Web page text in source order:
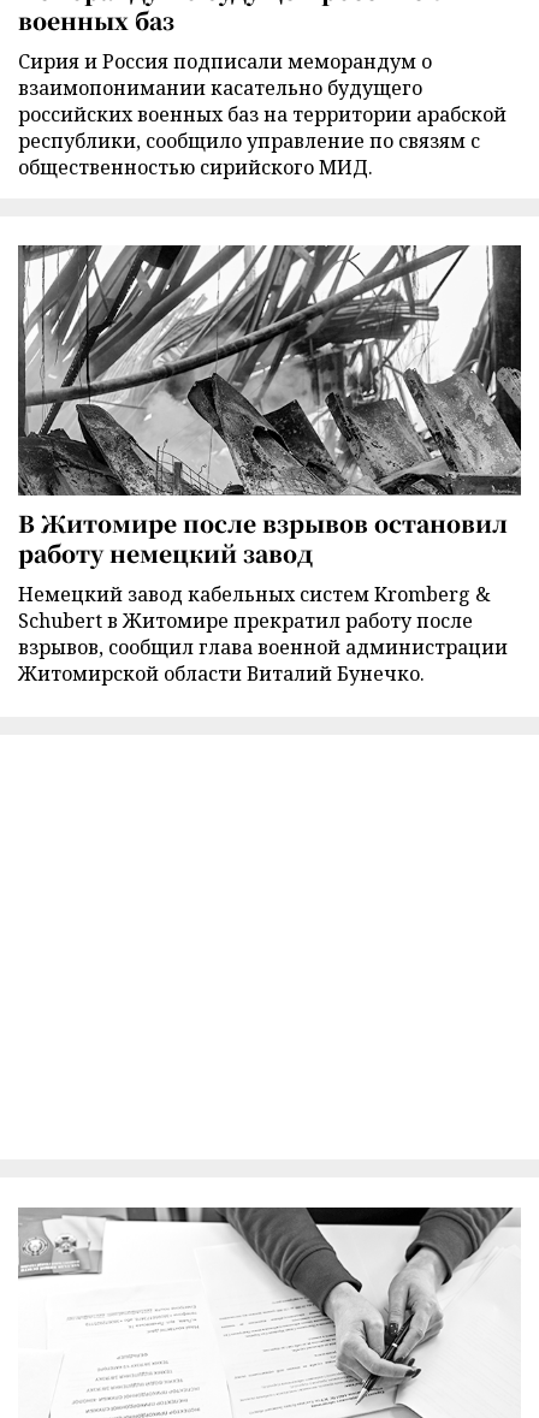
военных баз
Сирия и Россия подписали меморандум о
взаимопонимании касательно будущего
российских военных баз на территории арабской
республики, сообщило управление по связям с
общественностью сирийского МИД.
В Житомире после взрывов остановил
работу немецкий завод
Немецкий завод кабельных систем Kromberg &
Schubert в Житомире прекратил работу после
взрывов, сообщил глава военной администрации
Житомирской области Виталий Бунечко.